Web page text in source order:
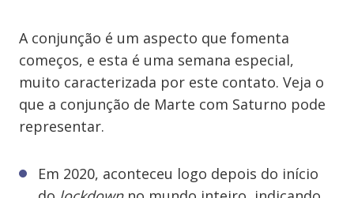
A conjunção é um aspecto que fomenta
começos, e esta é uma semana especial,
muito caracterizada por este contato. Veja o
que a conjunção de Marte com Saturno pode
representar.
Em 2020, aconteceu logo depois do início